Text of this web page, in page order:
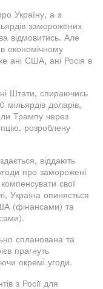
Україну, а з
заморожених
відмовитись. Але
в економічному
ані США, ані Росія в
Штати, спираючись
доларів,
Трампу через
розроблену
віддають
про заморожені
свої
Україна опиняється
(фінансами) та
спланована та
прагнуть
окремі угоди.
з Росії для